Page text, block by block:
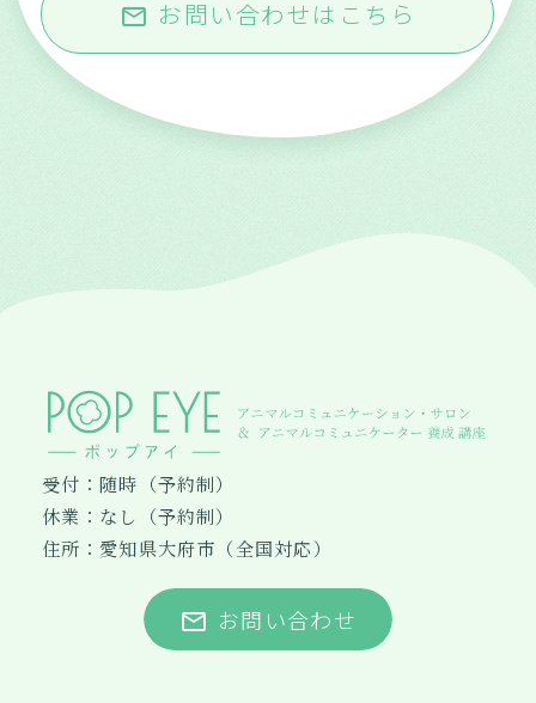
mail_outline お問い合わせはこちら
受付：随時（予約制）
休業：なし（予約制）
住所：愛知県大府市（全国対応）
mail_outline お問い合わせ